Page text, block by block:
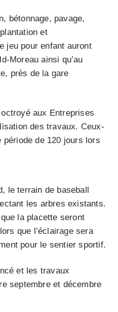
bétonnage, pavage,
et
jeu pour enfant auront
Moreau ainsi qu’au
près de la gare
aux Entreprises
des travaux. Ceux-
de 120 jours lors
le terrain de baseball
les arbres existants.
la placette seront
que l’éclairage sera
pour le sentier sportif.
et les travaux
septembre et décembre